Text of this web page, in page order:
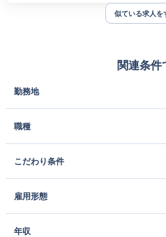
似ている求人を
関連条件
勤務地
職種
こだわり条件
雇用形態
年収